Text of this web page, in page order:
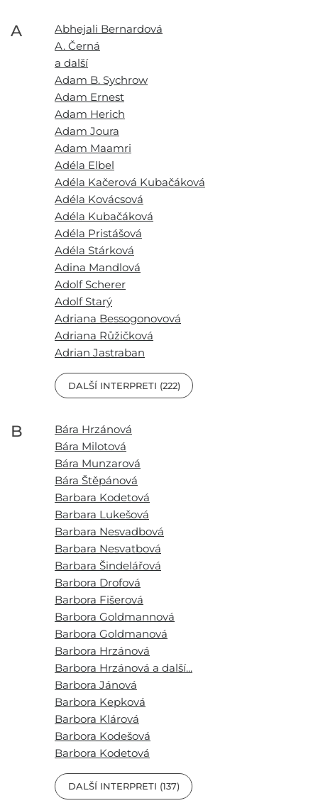
A
Abhejali Bernardová
A. Černá
a další
Adam B. Sychrow
Adam Ernest
Adam Herich
Adam Joura
Adam Maamri
Adéla Elbel
Adéla Kačerová Kubačáková
Adéla Kovácsová
Adéla Kubačáková
Adéla Pristášová
Adéla Stárková
Adina Mandlová
Adolf Scherer
Adolf Starý
Adriana Bessogonovová
Adriana Růžičková
Adrian Jastraban
DALŠÍ INTERPRETI (222)
B
Bára Hrzánová
Bára Milotová
Bára Munzarová
Bára Štěpánová
Barbara Kodetová
Barbara Lukešová
Barbara Nesvadbová
Barbara Nesvatbová
Barbara Šindelářová
Barbora Drofová
Barbora Fišerová
Barbora Goldmannová
Barbora Goldmanová
Barbora Hrzánová
Barbora Hrzánová a další...
Barbora Jánová
Barbora Kepková
Barbora Klárová
Barbora Kodešová
Barbora Kodetová
DALŠÍ INTERPRETI (137)